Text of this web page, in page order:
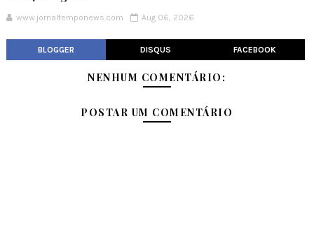
www.jornaltemponews.com Aug 06, 2026
BLOGGER DISQUS FACEBOOK
NENHUM COMENTÁRIO:
POSTAR UM COMENTÁRIO